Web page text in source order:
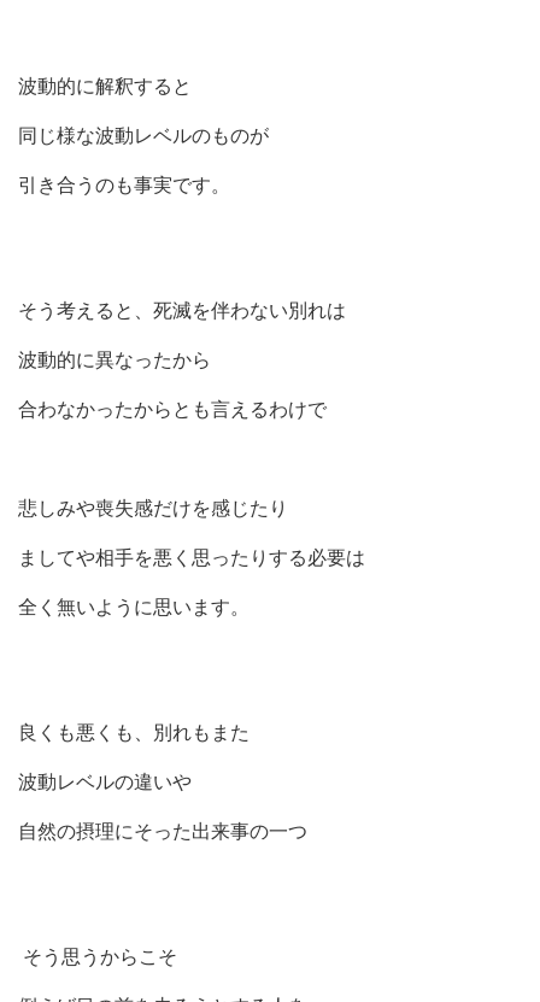
波動的に解釈すると
同じ様な波動レベルのものが
引き合うのも事実です。
そう考えると、死滅を伴わない別れは
波動的に異なったから
合わなかったからとも言えるわけで
悲しみや喪失感だけを感じたり
ましてや相手を悪く思ったりする必要は
全く無いように思います。
良くも悪くも、別れもまた
波動レベルの違いや
自然の摂理にそった出来事の一つ
そう思うからこそ